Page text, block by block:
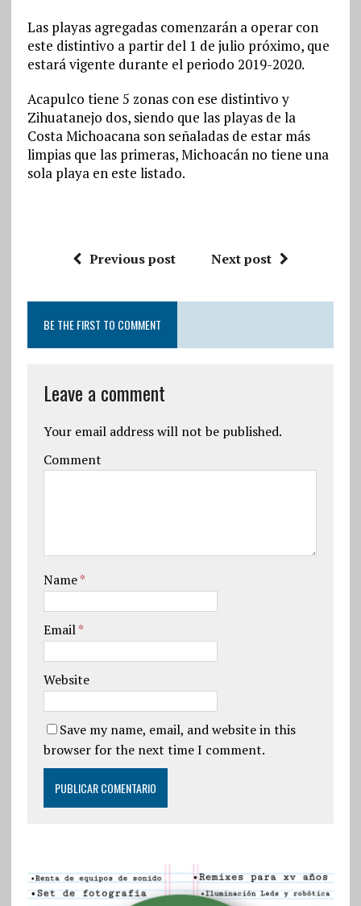
Las playas agregadas comenzarán a operar con
este distintivo a partir del 1 de julio próximo, que
estará vigente durante el periodo 2019-2020.
Acapulco tiene 5 zonas con ese distintivo y
Zihuatanejo dos, siendo que las playas de la
Costa Michoacana son señaladas de estar más
limpias que las primeras, Michoacán no tiene una
sola playa en este listado.
Previous post Next post
BE THE FIRST TO COMMENT
Leave a comment
Your email address will not be published.
Comment
Name*
Email*
Website
Save my name, email, and website in this
browser for the next time I comment.